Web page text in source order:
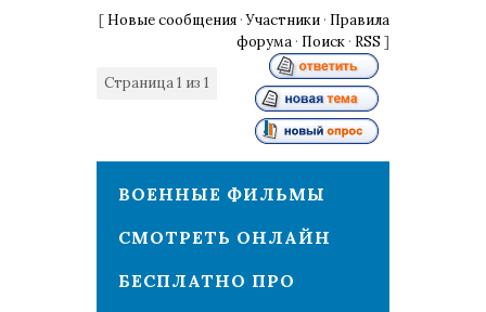
[ Новые сообщения ·Участники · Правила
форума · Поиск · RSS ]
Страница1 из 1
ВОЕННЫЕ ФИЛЬМЫ
СМОТРЕТЬ ОНЛАЙН
БЕСПЛАТНО ПРО